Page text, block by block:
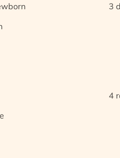
3
4